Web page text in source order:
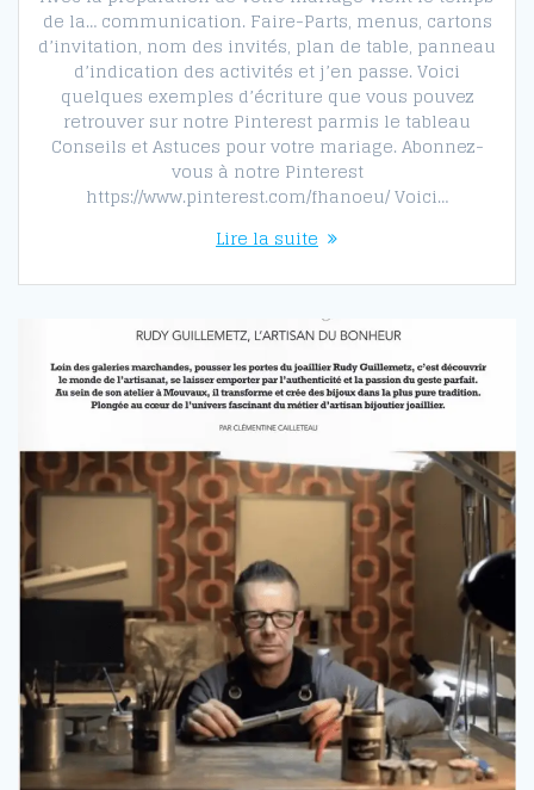
de la… communication. Faire-Parts, menus, cartons
d’invitation, nom des invités, plan de table, panneau
d’indication des activités et j’en passe. Voici
quelques exemples d’écriture que vous pouvez
retrouver sur notre Pinterest parmis le tableau
Conseils et Astuces pour votre mariage. Abonnez-
vous à notre Pinterest
https://www.pinterest.com/fhanoeu/ Voici…
Lire la suite